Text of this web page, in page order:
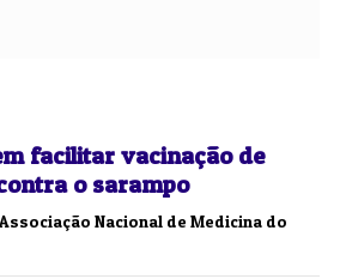
facilitar vacinação de
o sarampo
Nacional de Medicina do